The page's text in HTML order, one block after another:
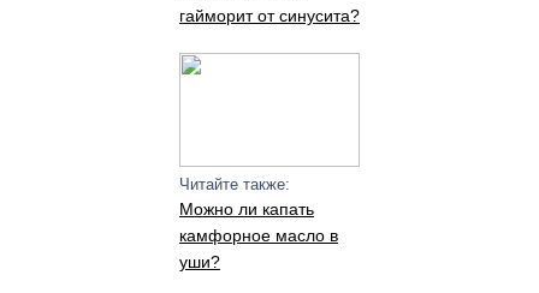
гайморит от синусита?
Читайте также:
Можно ли капать
камфорное масло в
уши?